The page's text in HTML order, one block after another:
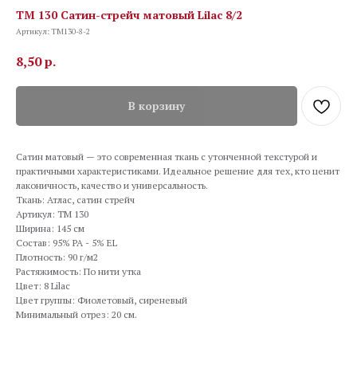
TM 130 Сатин-стрейч матовый Lilac 8/2
Артикул:TM130-8-2
8,50р.
В корзину
Сатин матовый — это современная ткань с утонченной текстурой и
практичными характеристиками. Идеальное решение для тех, кто ценит
лаконичность, качество и универсальность.
Ткань: Атлас, сатин стрейч
Артикул: TM 130
Ширина: 145 см
Состав: 95% PA - 5% EL
Плотность: 90 г/м2
Растяжимость: По нити утка
Цвет: 8 Lilac
Цвет группы: Фиолетовый, сиреневый
Минимальный отрез: 20 см.